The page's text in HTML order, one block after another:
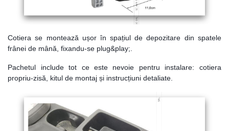
Cotiera se montează ușor în spațiul de depozitare din spatele
frânei de mână, fixandu-se plug&play;.
Pachetul include tot ce este nevoie pentru instalare: cotiera
propriu-zisă, kitul de montaj și instrucțiuni detaliate.